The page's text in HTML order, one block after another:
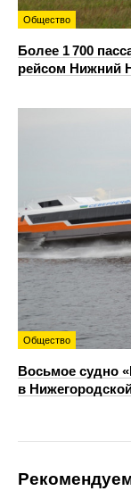
Общество
Более 1 700
рейсом Нижний
Общество
Восьмое судно
в